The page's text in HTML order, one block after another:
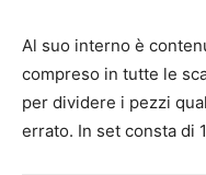
Al suo interno è
compreso in tutte le
per dividere i pezzi
errato. In set consta di